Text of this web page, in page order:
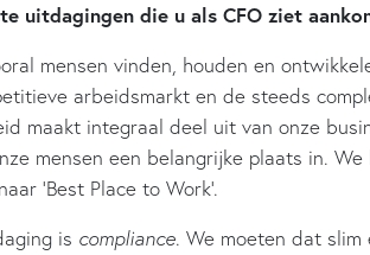
uitdagingen die u als CFO ziet
mensen vinden, houden en
arbeidsmarkt en de steeds
maakt integraal deel uit van onze
mensen een belangrijke plaats in.
‘Best Place to Work’.
is compliance. We moeten dat